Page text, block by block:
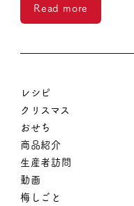
Read more
レシピ
クリスマス
おせち
商品紹介
生産者訪問
動画
梅しごと